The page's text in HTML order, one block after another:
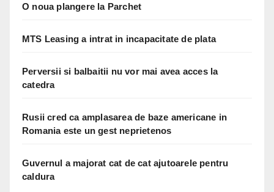
O noua plangere la Parchet
MTS Leasing a intrat in incapacitate de plata
Perversii si balbaitii nu vor mai avea acces la
catedra
Rusii cred ca amplasarea de baze americane in
Romania este un gest neprietenos
Guvernul a majorat cat de cat ajutoarele pentru
caldura